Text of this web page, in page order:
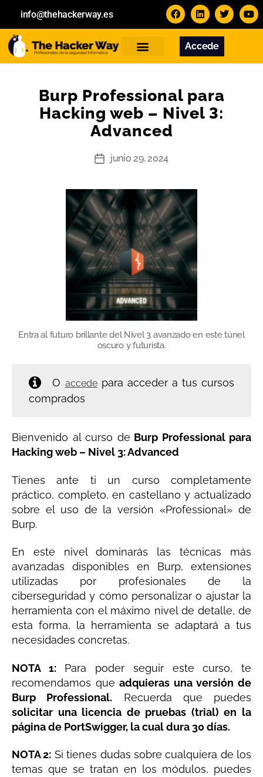
info@thehackerway.es
Accede
Burp Professional para
Hacking web – Nivel 3:
Advanced
junio 29, 2024
Entra al futuro brillante del Nivel 3 avanzado en este túnel
oscuro y futurista.
O accedepara acceder a tus cursos
comprados
Bienvenido al curso de Burp Professional para
Hacking web – Nivel 3: Advanced
Tienes ante ti un curso completamente
práctico, completo, en castellano y actualizado
sobre el uso de la versión «Professional» de
Burp.
En este nivel dominarás las técnicas más
avanzadas disponibles en Burp, extensiones
utilizadas por profesionales de la
ciberseguridad y cómo personalizar o ajustar la
herramienta con el máximo nivel de detalle, de
esta forma, la herramienta se adaptará a tus
necesidades concretas.
NOTA 1:Para poder seguir este curso, te
recomendamos queadquieras una versión de
Burp Professional. Recuerda que puedes
solicitar una licencia de pruebas (trial) en la
página de PortSwigger, la cual dura 30 días.
NOTA 2: Si tienes dudas sobre cualquiera de los
temas que se tratan en los módulos, puedes